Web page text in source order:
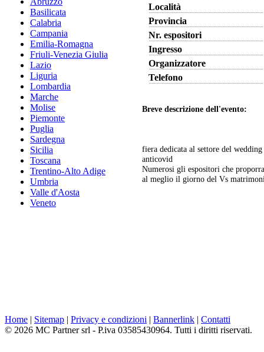
Basilicata
Calabria
Campania
Emilia-Romagna
Friuli-Venezia Giulia
Lazio
Liguria
Lombardia
Marche
Molise
Piemonte
Puglia
Sardegna
Sicilia
Toscana
Trentino-Alto Adige
Umbria
Valle d'Aosta
Veneto
Località
Provincia
Nr. espositori
Ingresso
Organizzatore
Telefono
Breve descrizione dell'evento:
fiera dedicata al settore del
anticovid
Numerosi gli espositori che
al meglio il giorno del Vs
Home | Sitemap | Privacy e condizioni | Bannerlink | Contatti
© 2026 MC Partner srl - P.iva 03585430964. Tutti i diritti riservati.